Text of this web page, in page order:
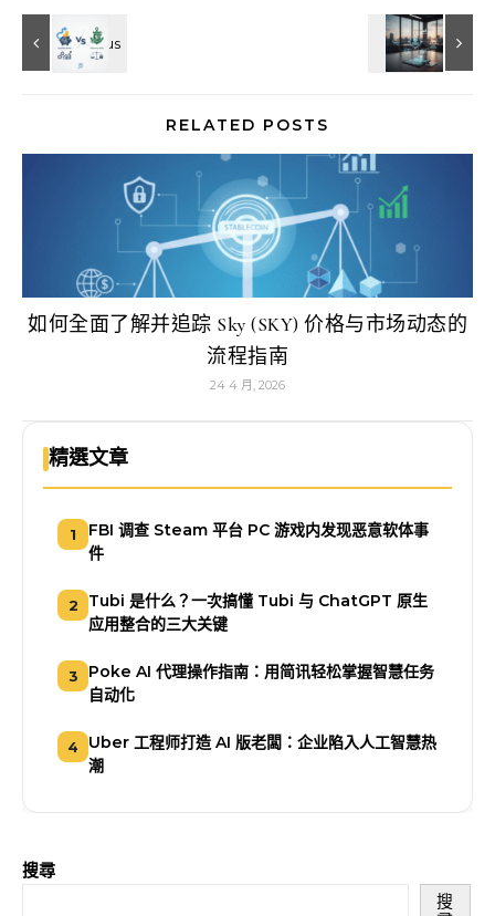
RELATED POSTS
如何全面了解并追踪 Sky (SKY) 价格与市场动态的
流程指南
24 4 月, 2026
精選文章
1
FBI 调查 Steam 平台 PC 游戏内发现恶意软体事
件
2
Tubi 是什么？一次搞懂 Tubi 与 ChatGPT 原生
应用整合的三大关键
3
Poke AI 代理操作指南：用简讯轻松掌握智慧任务
自动化
4
Uber 工程师打造 AI 版老闆：企业陷入人工智慧热
潮
搜尋
搜